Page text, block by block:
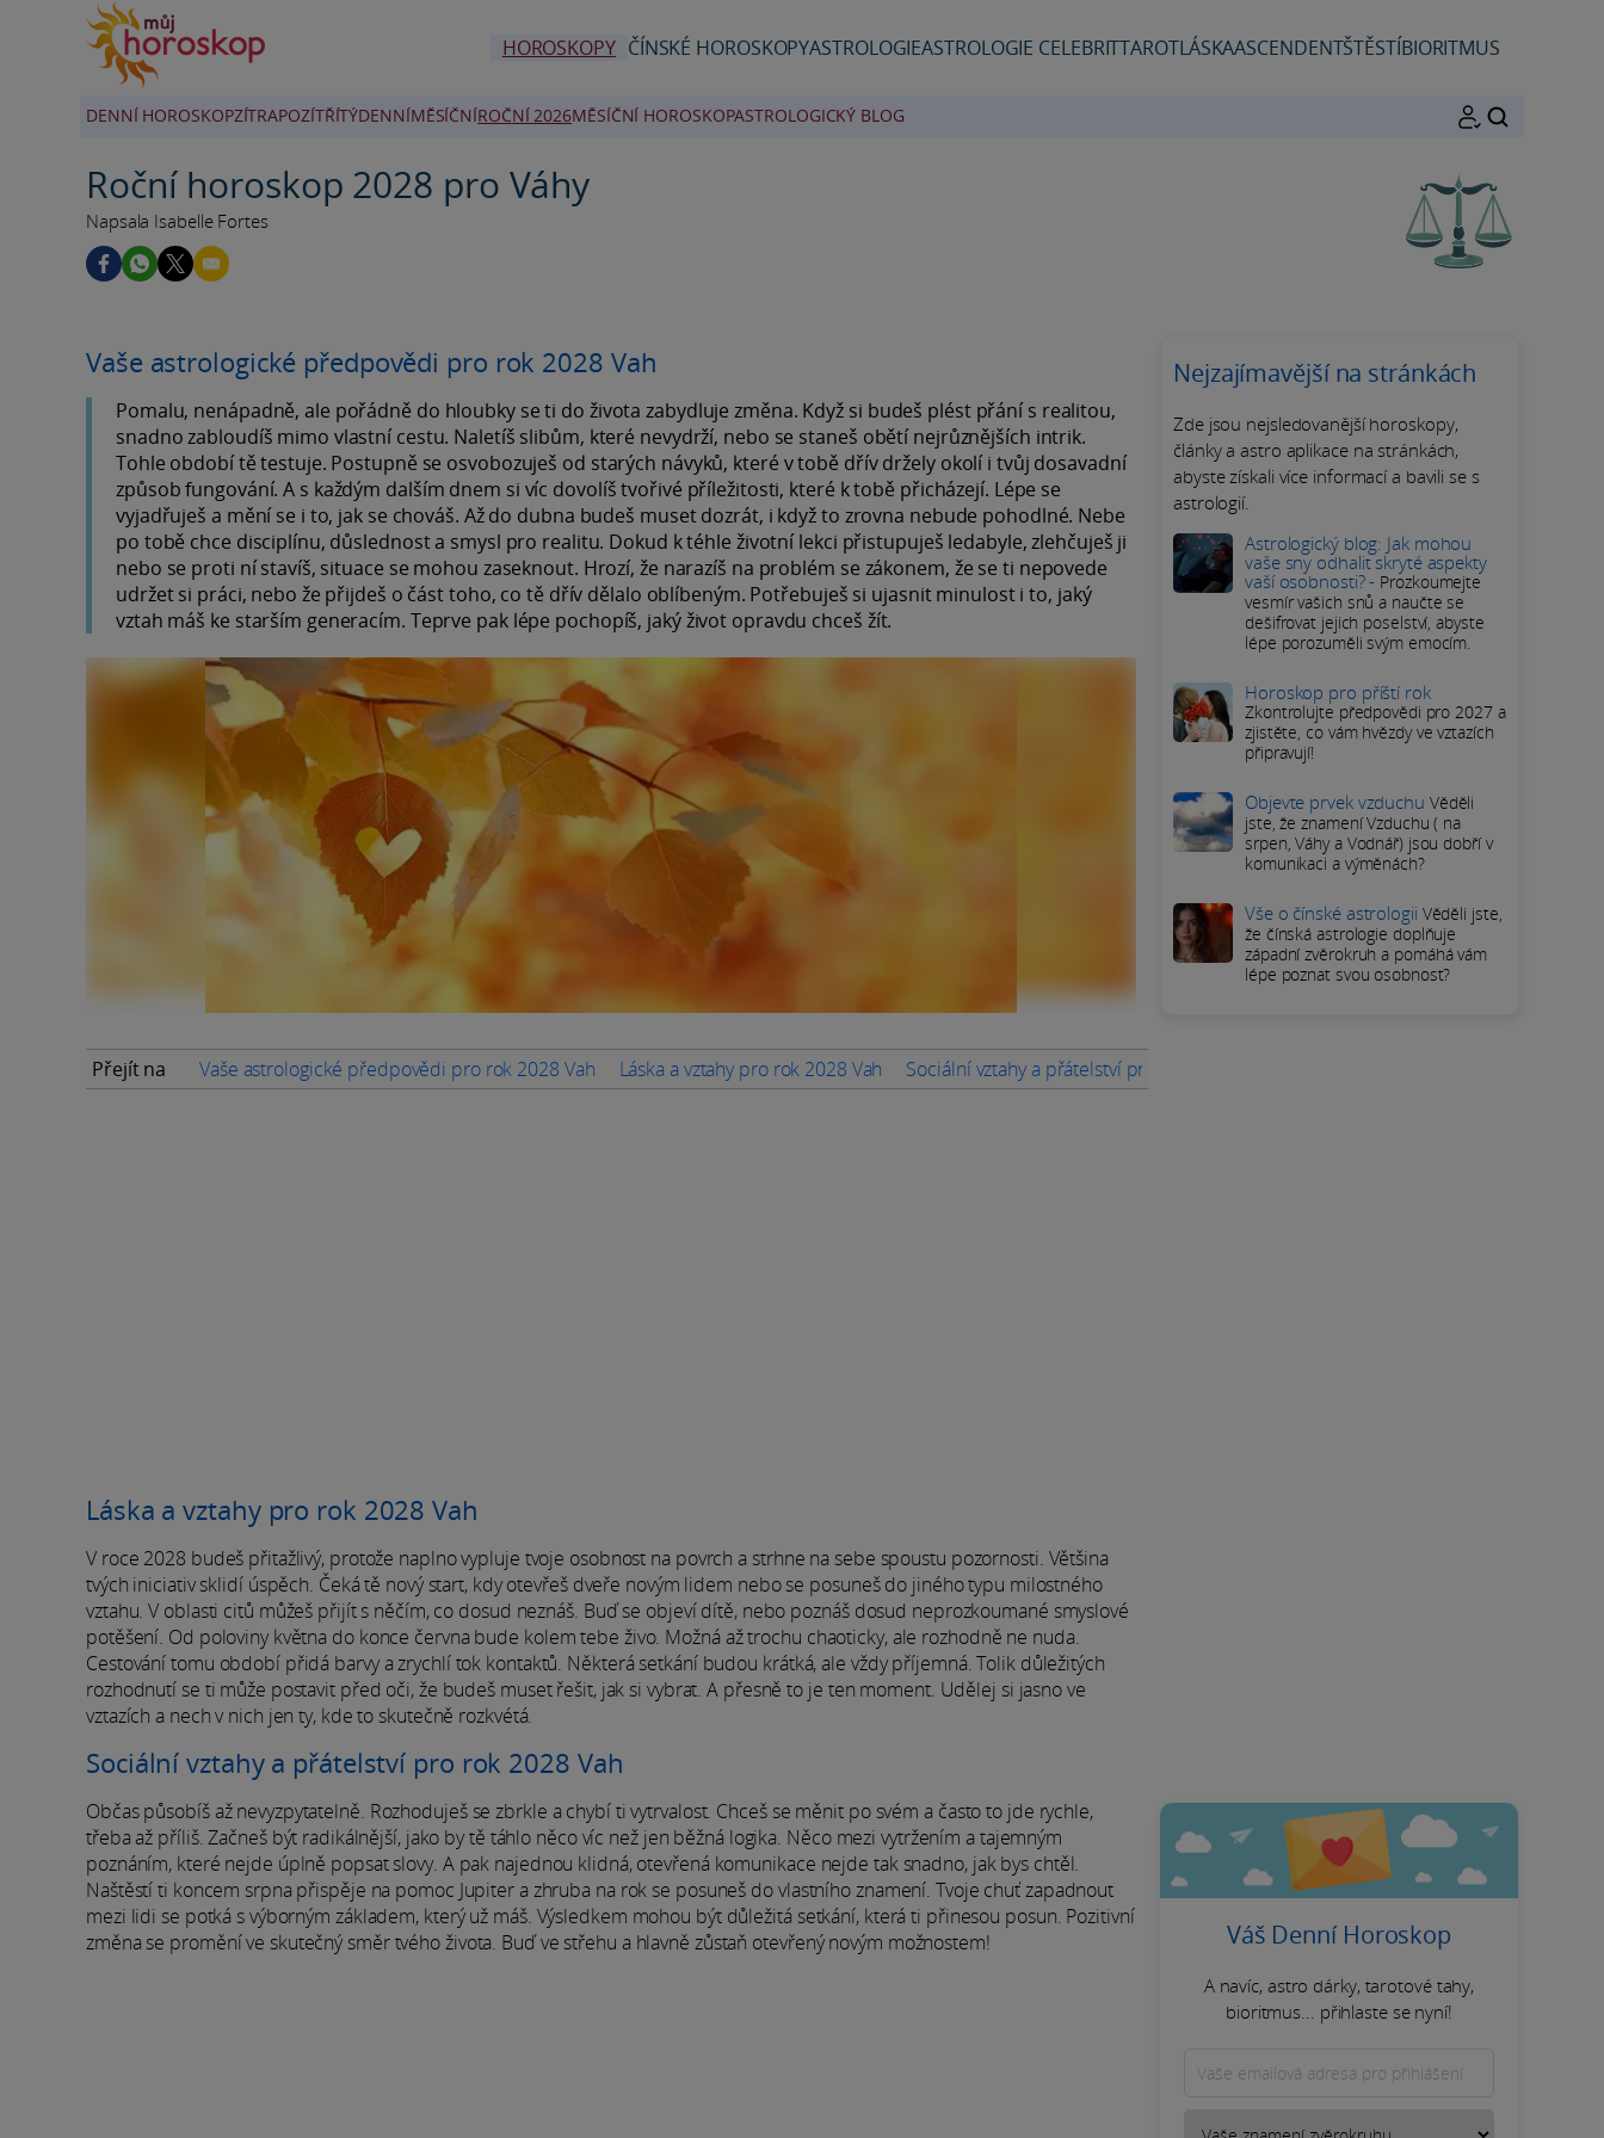
HOROSKOPY ČÍNSKÉ HOROSKOPYASTROLOGIEASTROLOGIE CELEBRITTAROTLÁSKAASCENDENTŠTĚSTÍBIORITMUS
DENNÍ HOROSKOPZÍTRAPOZÍTŘÍTÝDENNÍMĚSÍČNÍROČNÍ 2026MĚSÍČNÍ HOROSKOPASTROLOGICKÝ BLOG
Roční horoskop 2028 pro Váhy
Napsala Isabelle Fortes
Vaše astrologické předpovědi pro rok 2028 Vah
Pomalu, nenápadně, ale pořádně do hloubky se ti do života zabydluje změna. Když si budeš plést přání s realitou,
snadno zabloudíš mimo vlastní cestu. Naletíš slibům, které nevydrží, nebo se staneš obětí nejrůznějších intrik.
Tohle období tě testuje. Postupně se osvobozuješ od starých návyků, které v tobě dřív držely okolí i tvůj dosavadní
způsob fungování. A s každým dalším dnem si víc dovolíš tvořivé příležitosti, které k tobě přicházejí. Lépe se
vyjadřuješ a mění se i to, jak se chováš. Až do dubna budeš muset dozrát, i když to zrovna nebude pohodlné. Nebe
po tobě chce disciplínu, důslednost a smysl pro realitu. Dokud k téhle životní lekci přistupuješ ledabyle, zlehčuješ ji
nebo se proti ní stavíš, situace se mohou zaseknout. Hrozí, že narazíš na problém se zákonem, že se ti nepovede
udržet si práci, nebo že přijdeš o část toho, co tě dřív dělalo oblíbeným. Potřebuješ si ujasnit minulost i to, jaký
vztah máš ke starším generacím. Teprve pak lépe pochopíš, jaký život opravdu chceš žít.
Přejít na Vaše astrologické předpovědi pro rok 2028 Vah Láska a vztahy pro rok 2028 Vah Sociální vztahy a přátelství pro rok 2028 Vah
Láska a vztahy pro rok 2028 Vah
V roce 2028 budeš přitažlivý, protože naplno vypluje tvoje osobnost na povrch a strhne na sebe spoustu pozornosti. Většina
tvých iniciativ sklidí úspěch. Čeká tě nový start, kdy otevřeš dveře novým lidem nebo se posuneš do jiného typu milostného
vztahu. V oblasti citů můžeš přijít s něčím, co dosud neznáš. Buď se objeví dítě, nebo poznáš dosud neprozkoumané smyslové
potěšení. Od poloviny května do konce června bude kolem tebe živo. Možná až trochu chaoticky, ale rozhodně ne nuda.
Cestování tomu období přidá barvy a zrychlí tok kontaktů. Některá setkání budou krátká, ale vždy příjemná. Tolik důležitých
rozhodnutí se ti může postavit před oči, že budeš muset řešit, jak si vybrat. A přesně to je ten moment. Udělej si jasno ve
vztazích a nech v nich jen ty, kde to skutečně rozkvétá.
Sociální vztahy a přátelství pro rok 2028 Vah
Občas působíš až nevyzpytatelně. Rozhoduješ se zbrkle a chybí ti vytrvalost. Chceš se měnit po svém a často to jde rychle,
třeba až příliš. Začneš být radikálnější, jako by tě táhlo něco víc než jen běžná logika. Něco mezi vytržením a tajemným
poznáním, které nejde úplně popsat slovy. A pak najednou klidná, otevřená komunikace nejde tak snadno, jak bys chtěl.
Naštěstí ti koncem srpna přispěje na pomoc Jupiter a zhruba na rok se posuneš do vlastního znamení. Tvoje chuť zapadnout
mezi lidi se potká s výborným základem, který už máš. Výsledkem mohou být důležitá setkání, která ti přinesou posun. Pozitivní
změna se promění ve skutečný směr tvého života. Buď ve střehu a hlavně zůstaň otevřený novým možnostem!
Nejzajímavější na stránkách
Zde jsou nejsledovanější horoskopy,
články a astro aplikace na stránkách,
abyste získali více informací a bavili se s
astrologií.
Astrologický blog: Jak mohou
vaše sny odhalit skryté aspekty
vaší osobnosti? - Prozkoumejte
vesmír vašich snů a naučte se
dešifrovat jejich poselství, abyste
lépe porozuměli svým emocím.
Horoskop pro příští rok
Zkontrolujte předpovědi pro 2027 a
zjistěte, co vám hvězdy ve vztazích
připravují!
Objevte prvek vzduchu Věděli
jste, že znamení Vzduchu ( na
srpen, Váhy a Vodnář) jsou dobří v
komunikaci a výměnách?
Vše o čínské astrologii Věděli jste,
že čínská astrologie doplňuje
západní zvěrokruh a pomáhá vám
lépe poznat svou osobnost?
Váš Denní Horoskop
A navíc, astro dárky, tarotové tahy,
bioritmus... přihlaste se nyní!